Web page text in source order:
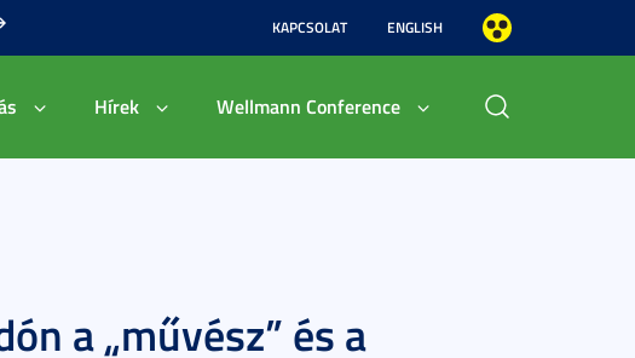
KAPCSOLAT ENGLISH
Hírek Wellmann Conference
a „művész” és a